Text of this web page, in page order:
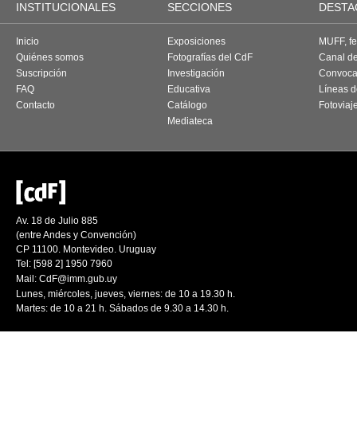
INSTITUCIONALES SECCIONES
Inicio
Quiénes somos
Suscripción
FAQ
Contacto
Exposiciones
Fotografías del CdF
Investigación
Educativa
Catálogo
Mediateca
MUFF,
Canal
Líneas
Av. 18 de Julio 885
(entre Andes y Convención)
CP 11100. Montevideo. Uruguay
Tel: [598 2] 1950 7960
Mail: CdF@imm.gub.uy
Lunes, miércoles, jueves, viernes: de 10 a 19.30 h.
Martes: de 10 a 21 h. Sábados de 9.30 a 14.30 h.